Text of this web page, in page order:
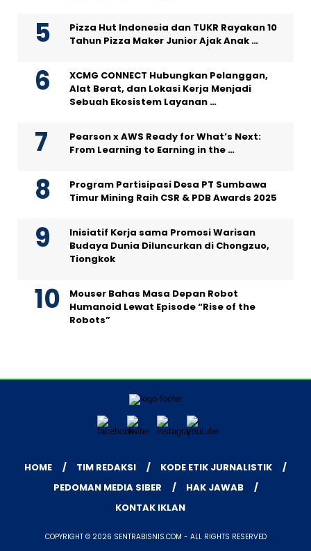
Pizza Hut Indonesia dan TUKR Rayakan 10
Tahun Pizza Maker Junior Ajak Anak …
XCMG CONNECT Hubungkan Pelanggan,
Alat Berat, dan Lokasi Kerja Menjadi
Sebuah Ekosistem Layanan …
Pearson x AWS Ready for What’s Next:
From Learning to Earning in the …
Program Partisipasi Desa PT Sumbawa
Timur Mining Raih CSR & PDB Awards 2025
Inisiatif Kerja sama Promosi Warisan
Budaya Dunia Diluncurkan di Chongzuo,
Tiongkok
Mouser Bahas Masa Depan Robot
Humanoid Lewat Episode “Rise of the
Robots”
HOME TIM REDAKSI
KODE ETIK JURNALISTIK
PEDOMAN MEDIA SIBER
HAK JAWAB
KONTAK IKLAN
COPYRIGHT © 2026 SENTRABISNIS.COM - ALL RIGHTS RESERVED